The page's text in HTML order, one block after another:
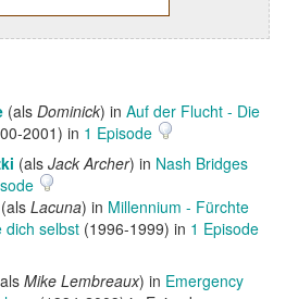
(als Dominick) in Auf der Flucht - Die
2001) in 1 Episode
(als Jack Archer) in Nash Bridges
(als Lacuna) in Millennium - Fürchte
dich selbst (1996-1999) in 1 Episode
Mike Lembreaux) in Emergency